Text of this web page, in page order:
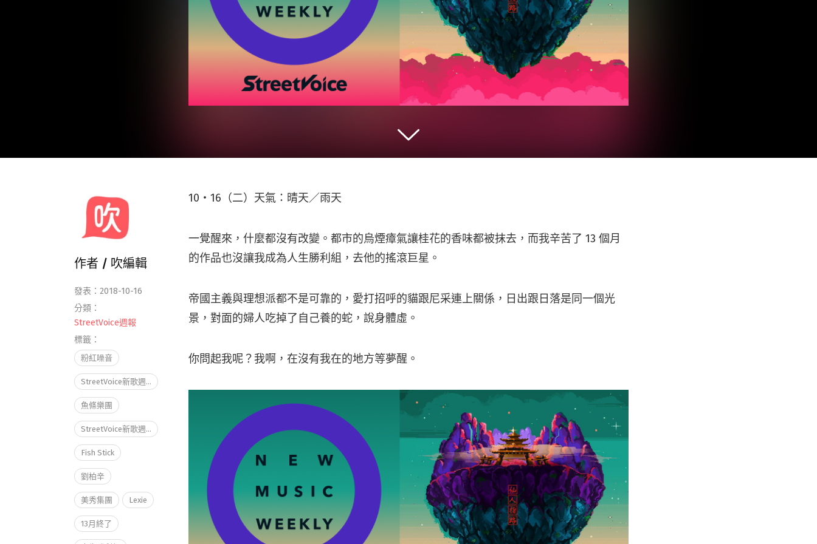
10・16（二）天氣：晴天／雨天
一覺醒來，什麼都沒有改變。都市的烏煙瘴氣讓桂花的香味都被抹去，而我辛苦了 13 個月
的作品也沒讓我成為人生勝利組，去他的搖滾巨星。
帝國主義與理想派都不是可靠的，愛打招呼的貓跟尼采連上關係，日出跟日落是同一個光
景，對面的婦人吃掉了自己養的蛇，說身體虛。
你問起我呢？我啊，在沒有我在的地方等夢醒。
作者 / 吹編輯
發表：2018-10-16
分類：
StreetVoice週報
標籤：
粉紅噪音
StreetVoice新歌週報
魚條樂團
StreetVoice新歌週報October vol.3
Fish Stick
劉柏辛
美秀集團 Lexie
13月終了